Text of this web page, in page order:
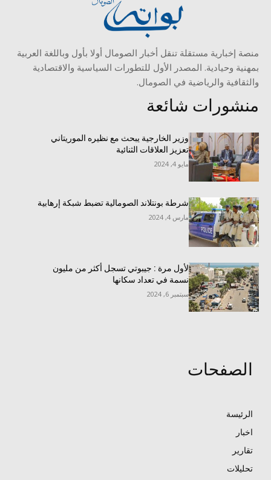
منصة إخبارية مستقلة تنقل أخبار الصومال أولا بأول وباللغة العربية
بمهنية وحيادية. المصدر الأول للتطورات السياسية والاقتصادية
والثقافية والرياضية في الصومال.
منشورات شائعة
وزير الخارجية يبحث مع نظيره الموريتاني
تعزيز العلاقات الثنائية
مايو 4, 2024
شرطة بونتلاند الصومالية تضبط شبكة إرهابية
مارس 4, 2024
لأول مرة : جيبوتي تسجل أكثر من مليون
نسمة في تعداد سكانها
سبتمبر 6, 2024
الصفحات
الرئيسة
اخبار
تقارير
تحليلات